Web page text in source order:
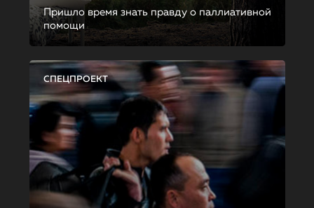
Пришло время знать правду о паллиативной
помощи
СПЕЦПРОЕКТ